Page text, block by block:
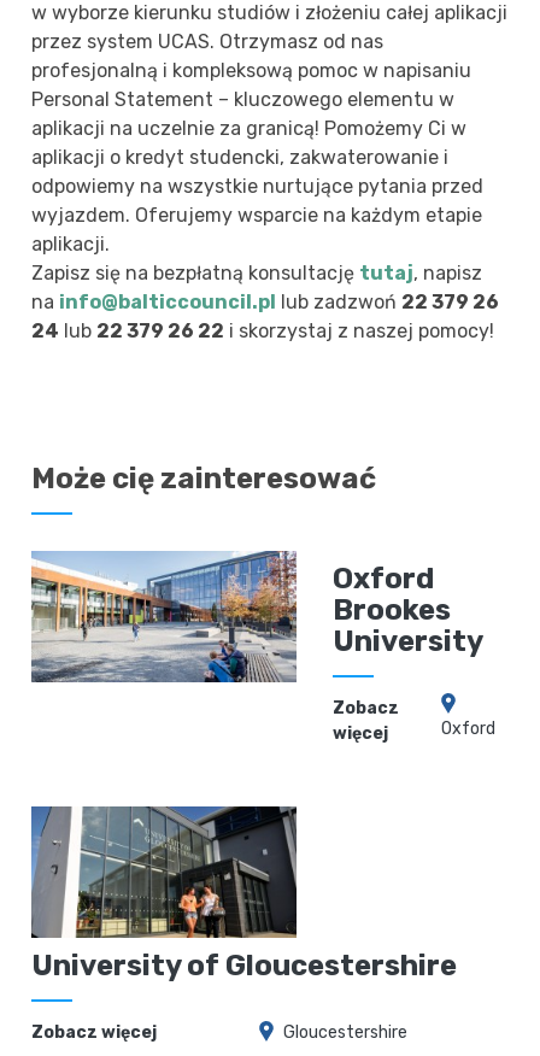
w wyborze kierunku studiów i złożeniu całej aplikacji
przez system UCAS. Otrzymasz od nas
profesjonalną i kompleksową pomoc w napisaniu
Personal Statement – kluczowego elementu w
aplikacji na uczelnie za granicą! Pomożemy Ci w
aplikacji o kredyt studencki, zakwaterowanie i
odpowiemy na wszystkie nurtujące pytania przed
wyjazdem. Oferujemy wsparcie na każdym etapie
aplikacji.
Zapisz się na bezpłatną konsultację tutaj, napisz
na info@balticcouncil.pl lub zadzwoń 22 379 26
24 lub 22 379 26 22 i skorzystaj z naszej pomocy!
Może cię zainteresować
Oxford
Brookes
University
Zobacz
więcej
Oxford
University of Gloucestershire
Zobacz więcej Gloucestershire